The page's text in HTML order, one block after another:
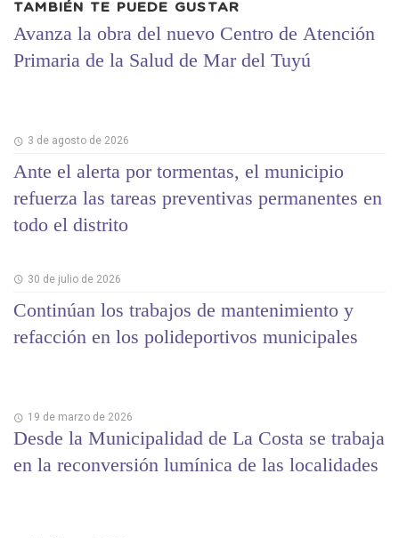
TAMBIÉN TE PUEDE GUSTAR
Avanza la obra del nuevo Centro de Atención
Primaria de la Salud de Mar del Tuyú
3 de agosto de 2026
Ante el alerta por tormentas, el municipio
refuerza las tareas preventivas permanentes en
todo el distrito
30 de julio de 2026
Continúan los trabajos de mantenimiento y
refacción en los polideportivos municipales
19 de marzo de 2026
Desde la Municipalidad de La Costa se trabaja
en la reconversión lumínica de las localidades